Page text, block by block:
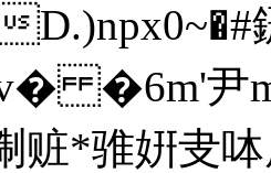
�6m'尹
*骓姸叏呠